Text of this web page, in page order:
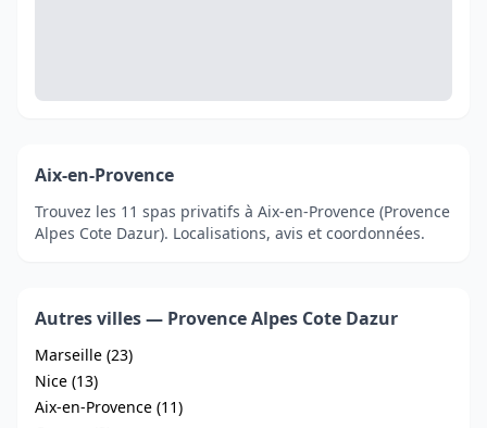
Aix-en-Provence
Trouvez les 11 spas privatifs à Aix-en-Provence (Provence
Alpes Cote Dazur). Localisations, avis et coordonnées.
Autres villes — Provence Alpes Cote Dazur
Marseille (23)
Nice (13)
Aix-en-Provence (11)